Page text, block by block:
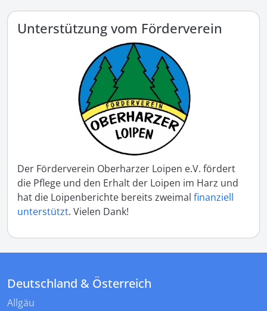
Unterstützung vom Förderverein
Der Förderverein Oberharzer Loipen e.V. fördert
die Pflege und den Erhalt der Loipen im Harz und
hat die Loipenberichte bereits zweimal finanziell
unterstützt. Vielen Dank!
Deutschland & Österreich
Allgäu